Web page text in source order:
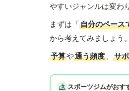
やすいジャンルは変わ
まずは「自分のペース
から考えてみましょう。
予算や通う頻度 、 サ
スポーツジムがおす